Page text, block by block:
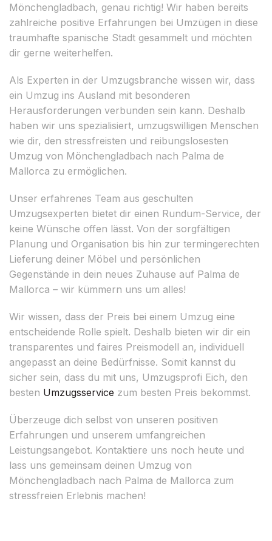
Mönchengladbach, genau richtig! Wir haben bereits
zahlreiche positive Erfahrungen bei Umzügen in diese
traumhafte spanische Stadt gesammelt und möchten
dir gerne weiterhelfen.
Als Experten in der Umzugsbranche wissen wir, dass
ein Umzug ins Ausland mit besonderen
Herausforderungen verbunden sein kann. Deshalb
haben wir uns spezialisiert, umzugswilligen Menschen
wie dir, den stressfreisten und reibungslosesten
Umzug von Mönchengladbach nach Palma de
Mallorca zu ermöglichen.
Unser erfahrenes Team aus geschulten
Umzugsexperten bietet dir einen Rundum-Service, der
keine Wünsche offen lässt. Von der sorgfältigen
Planung und Organisation bis hin zur termingerechten
Lieferung deiner Möbel und persönlichen
Gegenstände in dein neues Zuhause auf Palma de
Mallorca – wir kümmern uns um alles!
Wir wissen, dass der Preis bei einem Umzug eine
entscheidende Rolle spielt. Deshalb bieten wir dir ein
transparentes und faires Preismodell an, individuell
angepasst an deine Bedürfnisse. Somit kannst du
sicher sein, dass du mit uns, Umzugsprofi Eich, den
besten Umzugsservice zum besten Preis bekommst.
Überzeuge dich selbst von unseren positiven
Erfahrungen und unserem umfangreichen
Leistungsangebot. Kontaktiere uns noch heute und
lass uns gemeinsam deinen Umzug von
Mönchengladbach nach Palma de Mallorca zum
stressfreien Erlebnis machen!